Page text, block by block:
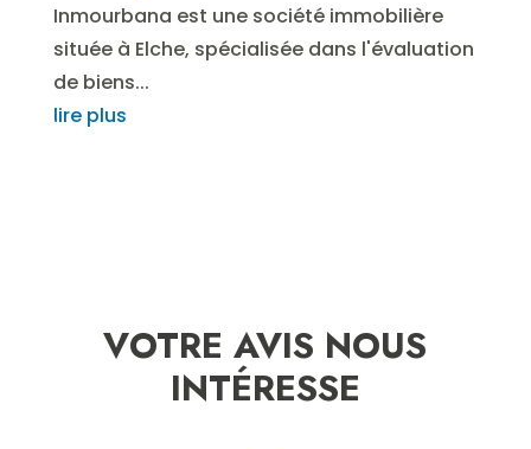
Inmourbana est une société immobilière
située à Elche, spécialisée dans l'évaluation
de biens...
lire plus
VOTRE AVIS NOUS
INTÉRESSE